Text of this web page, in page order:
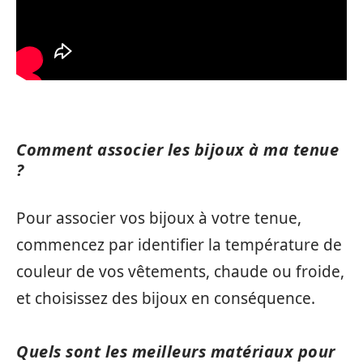
Comment associer les bijoux à ma tenue
?
Pour associer vos bijoux à votre tenue,
commencez par identifier la température de
couleur de vos vêtements, chaude ou froide,
et choisissez des bijoux en conséquence.
Quels sont les meilleurs matériaux pour